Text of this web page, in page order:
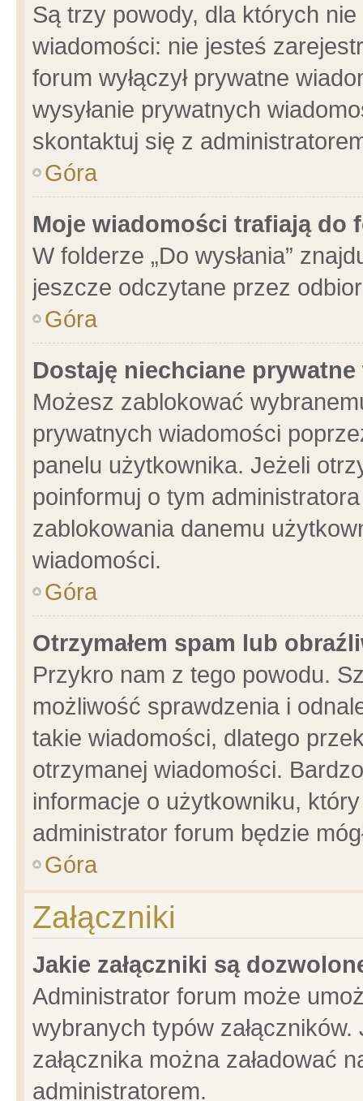
Są trzy powody, dla których
wiadomości: nie jesteś
forum wyłączył prywatne
wysyłanie prywatnych
skontaktuj się z
Góra
Moje wiadomości trafiają do
W folderze „Do wysłania”
jeszcze odczytane przez
Góra
Dostaję niechciane
Możesz zablokować
prywatnych wiadomości
panelu użytkownika. Jeżeli
poinformuj o tym
zablokowania danemu
wiadomości.
Góra
Otrzymałem spam lub
Przykro nam z tego powodu.
możliwość sprawdzenia i
takie wiadomości, dlatego
otrzymanej wiadomości.
informacje o użytkowniku,
administrator forum będzie
Góra
Załączniki
Jakie załączniki są
Administrator forum może
wybranych typów
załącznika można załadować
administratorem.